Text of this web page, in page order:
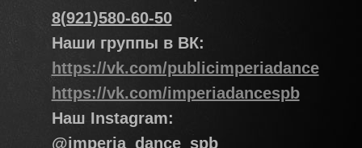
8(921)580-60-50
Наши группы в ВК:
https://vk.com/publicimperiadance
https://vk.com/imperiadancespb
Наш Instagram:
@imperia_dance_spb